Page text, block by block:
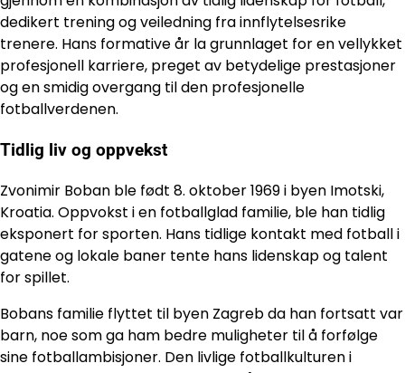
dedikert trening og veiledning fra innflytelsesrike
trenere. Hans formative år la grunnlaget for en vellykket
profesjonell karriere, preget av betydelige prestasjoner
og en smidig overgang til den profesjonelle
fotballverdenen.
Tidlig liv og oppvekst
Zvonimir Boban ble født 8. oktober 1969 i byen Imotski,
Kroatia. Oppvokst i en fotballglad familie, ble han tidlig
eksponert for sporten. Hans tidlige kontakt med fotball i
gatene og lokale baner tente hans lidenskap og talent
for spillet.
Bobans familie flyttet til byen Zagreb da han fortsatt var
barn, noe som ga ham bedre muligheter til å forfølge
sine fotballambisjoner. Den livlige fotballkulturen i